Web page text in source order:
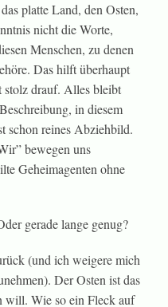
platte Land, den Osten,
nicht die Worte,
Menschen, zu denen
Das hilft überhaupt
stolz drauf. Alles bleibt
in diesem
schon reines Abziehbild.
bewegen uns
Geheimagenten ohne
gerade lange genug?
(und ich weigere mich
Der Osten ist das
will. Wie so ein Fleck auf